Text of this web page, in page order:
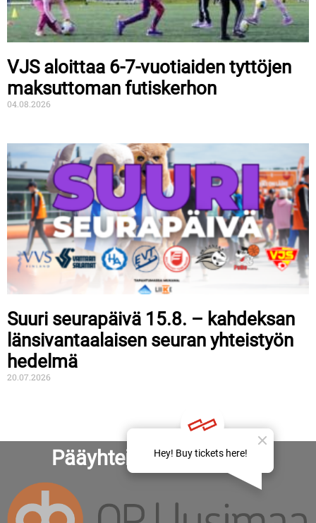
VJS aloittaa 6-7-vuotiaiden tyttöjen
maksuttoman futiskerhon
04.08.2026
Suuri seurapäivä 15.8. – kahdeksan
länsivantaalaisen seuran yhteistyön
hedelmä
20.07.2026
Pääyhteistyökumppanit